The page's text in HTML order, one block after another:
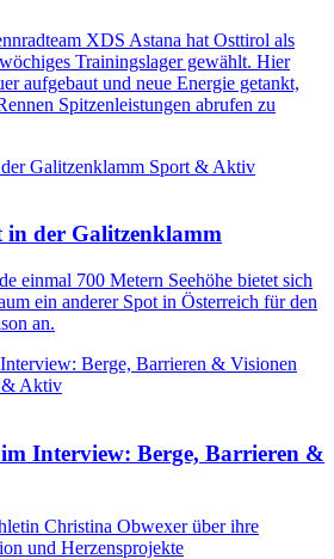
XDS Astana hat Osttirol als
Trainingslager gewählt. Hier
aufgebaut und neue Energie getankt,
Spitzenleistungen abrufen zu
Sport & Aktiv
der Galitzenklamm
einmal 700 Metern Seehöhe bietet sich
ein anderer Spot in Österreich für den
an.
& Aktiv
Interview: Berge, Barrieren &
Christina Obwexer über ihre
und Herzensprojekte